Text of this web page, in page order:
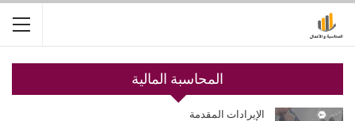
المحاسبة المالية
الإيرادات المقدمة